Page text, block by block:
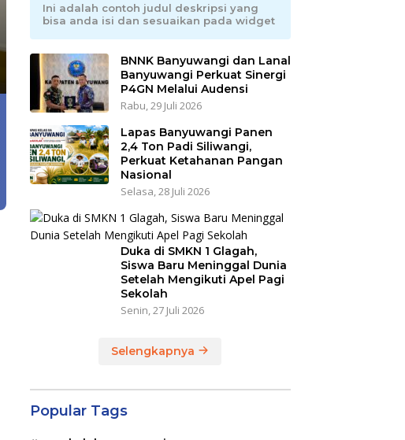
Ini adalah contoh judul deskripsi yang
bisa anda isi dan sesuaikan pada widget
BNNK Banyuwangi dan Lanal
Banyuwangi Perkuat Sinergi
P4GN Melalui Audensi
Rabu, 29 Juli 2026
Lapas Banyuwangi Panen
2,4 Ton Padi Siliwangi,
Perkuat Ketahanan Pangan
Nasional
Selasa, 28 Juli 2026
Duka di SMKN 1 Glagah,
Siswa Baru Meninggal Dunia
Setelah Mengikuti Apel Pagi
Sekolah
Senin, 27 Juli 2026
Selengkapnya
Popular Tags